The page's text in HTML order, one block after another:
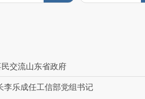
交流山东省政府
李乐成任工信部党组书记